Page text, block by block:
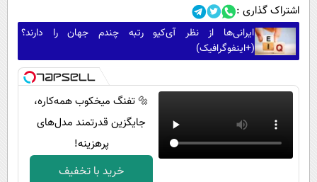
اشتراک گذاری :
ایرانی‌ها از نظر آی‌کیو رتبه چندم جهان را دارند؟
(+اینفوگرافیک)
🔩 تفنگ میخکوب همه‌کاره،
جایگزین قدرتمند مدل‌های
پرهزینه!
خرید با تخفیف